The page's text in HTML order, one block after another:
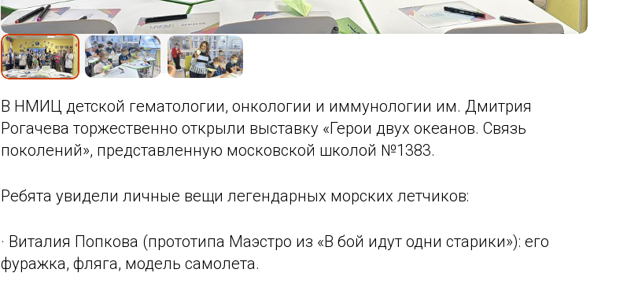
Сборник работ победителей
Всероссийского конкурса
«Школьный музей – взгляд в
будущее»
Проект «Интерактивное музейно-
образовательное пространство
В НМИЦ детской гематологии, онкологии и иммунологии им. Дмитрия
Рогачева торжественно открыли выставку «Герои двух океанов. Связь
поколений», представленную московской школой №1383.
Ребята увидели личные вещи легендарных морских летчиков:
· Виталия Попкова (прототипа Маэстро из «В бой идут одни старики»): его
фуражка, фляга, модель самолета.